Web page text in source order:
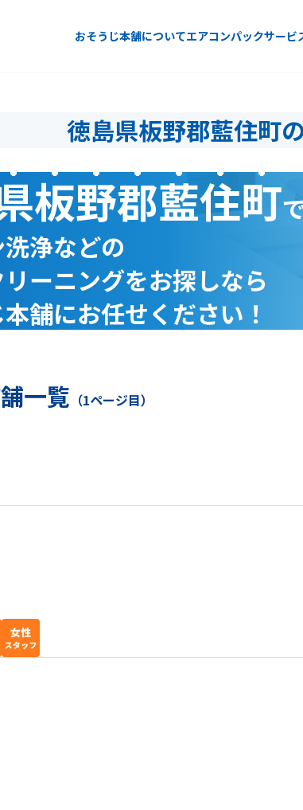
おそうじ本舗についてエアコンパックサービ
徳島県板野郡藍住町
板野郡藍住町
浄などの
ーニングをお探しなら
舗にお任せください！
一覧 （1ページ目）